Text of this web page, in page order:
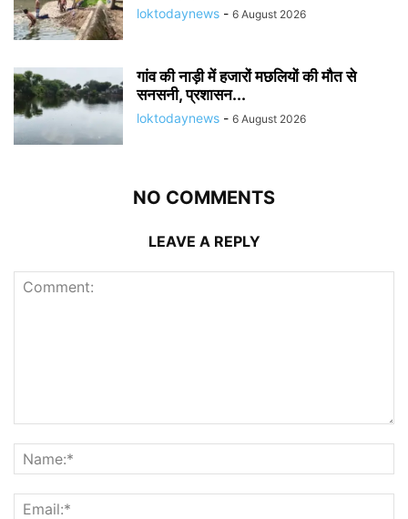
loktodaynews - 6 August 2026
गांव की नाड़ी में हजारों मछलियों की मौत से
सनसनी, प्रशासन...
loktodaynews - 6 August 2026
NO COMMENTS
LEAVE A REPLY